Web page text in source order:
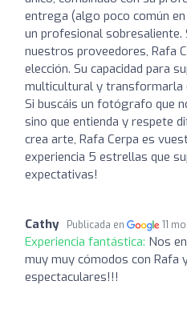
entrega (algo poco común
un profesional sobresaliente.
nuestros proveedores, Rafa
elección. Su capacidad para
multicultural y transformarla
Si buscáis un fotógrafo que
sino que entienda y respete
crea arte, Rafa Cerpa es
experiencia 5 estrellas que
expectativas!
Cathy Publicada en 11
Experiencia fantástica: Nos
muy muy cómodos con Rafa
espectaculares!!!